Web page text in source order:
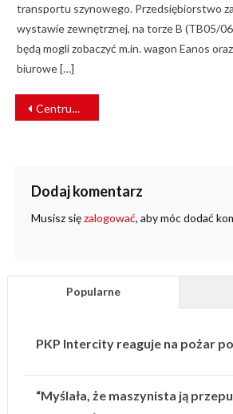
transportu szynowego. Przedsiębiorstwo
wystawie zewnętrznej, na torze B (TB05/
będą mogli zobaczyć m.in. wagon Eanos
biurowe […]
NAWIGACJA
WPISU
Centrum Unijnych Projektów Transportowych: nowa rola, nowe zasady, nowe otwarcie dla polskiej kolei
Dodaj komentarz
Musisz sięzalogować, aby móc dodać
Popularne
PKP Intercity reaguje na pożar
“Myślała, że maszynista ją